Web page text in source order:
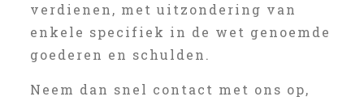
verdienen, met uitzondering van
enkele specifiek in de wet genoemde
goederen en schulden.
Neem dan snel contact met ons op,